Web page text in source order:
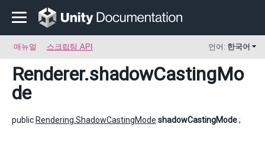
매뉴얼 스크립팅 API 언어: 한국어
Renderer.shadowCastingMo
de
public Rendering.ShadowCastingMode shadowCastingMode;